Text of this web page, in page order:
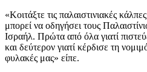
«Κοιτάξτε τις παλαιστινιακές
μπορεί να οδηγήσει τους
Ισραήλ. Πρώτα από όλα γιατί
και δεύτερον γιατί κέρδισε τη
φυλακές μας» είπε.